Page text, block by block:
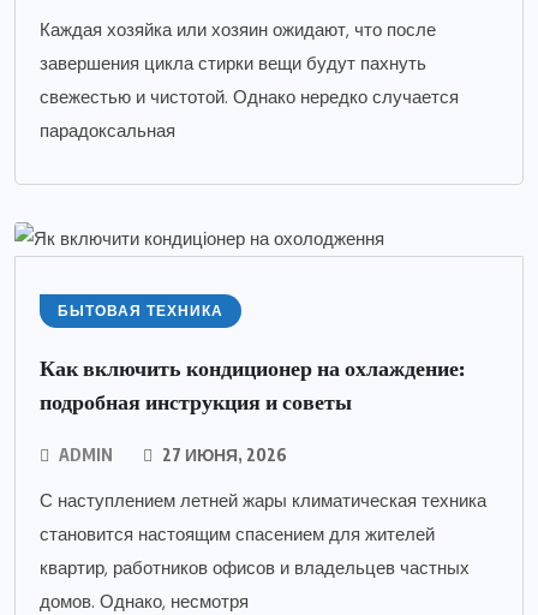
Каждая хозяйка или хозяин ожидают, что после
завершения цикла стирки вещи будут пахнуть
свежестью и чистотой. Однако нередко случается
парадоксальная
БЫТОВАЯ ТЕХНИКА
Как включить кондиционер на охлаждение:
подробная инструкция и советы
ADMIN 27 ИЮНЯ, 2026
С наступлением летней жары климатическая техника
становится настоящим спасением для жителей
квартир, работников офисов и владельцев частных
домов. Однако, несмотря